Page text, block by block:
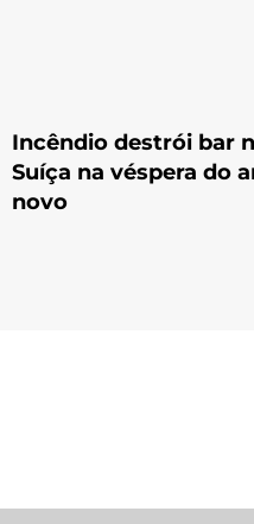
Incêndio destrói bar
Suíça na véspera do
novo